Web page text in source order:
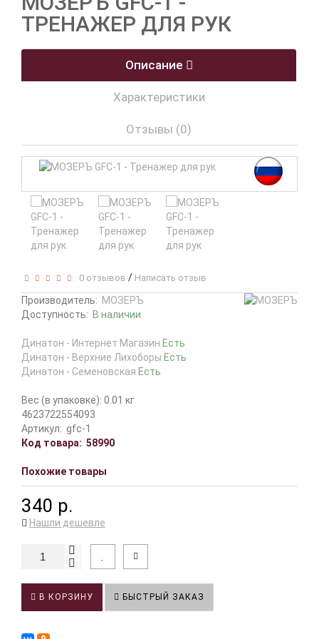
ТРЕНАЖЕР ДЛЯ РУК
Описание
Характеристики
Отзывы (0)
0 отзывов / Написать отзыв
Производитель: МОЗЕРЪ
Доступность: В наличии
Динатон - Интернет Магазин Есть
Динатон - Верхние Лихоборы Есть
Динатон - Семеновская Есть
Вес (в упаковке): 0.01 кг
4623722554093
Артикул: gfc-1
Код товара: 58990
Похожие товары
340 р.
Нашли дешевле
В КОРЗИНУ БЫСТРЫЙ ЗАКАЗ